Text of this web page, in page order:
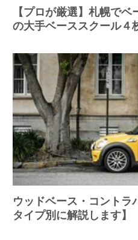
【プロが厳選】札幌でベ
の大手ベーススクール４
ウッドベース・コントラ
タイプ別に解説します】